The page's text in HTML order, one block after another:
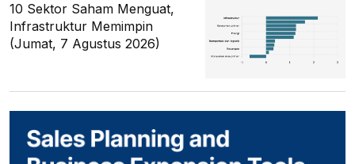
10 Sektor Saham Menguat,
Infrastruktur Memimpin
(Jumat, 7 Agustus 2026)